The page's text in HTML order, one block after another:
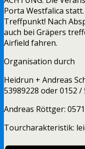
Porta Westfalica
Treffpunkt! Nach
auch bei Gräpers
Airfield fahren.
Organisation durch
Heidrun + Andreas
53989228 oder 0152 /
Andreas Röttger:
Tourcharakteristik: